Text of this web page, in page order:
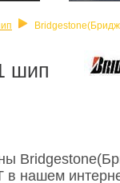
шип
в нашем